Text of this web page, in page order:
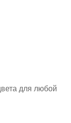
для любой